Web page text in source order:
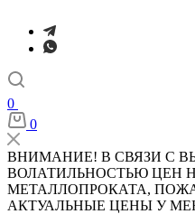
0
0
ВНИМАНИЕ! В СВЯЗИ С
ВОЛАТИЛЬНОСТЬЮ ЦЕН
МЕТАЛЛОПРОКАТА,
АКТУАЛЬНЫЕ ЦЕНЫ У